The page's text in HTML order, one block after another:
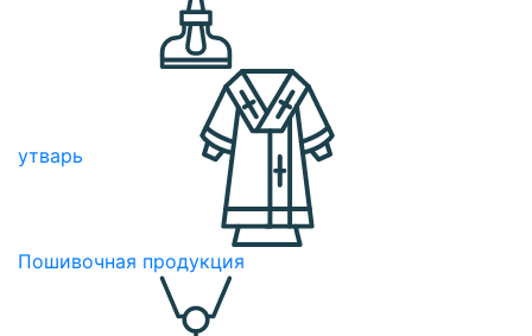
утварь
Пошивочная продукция